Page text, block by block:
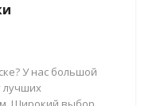
У нас большой
лучших